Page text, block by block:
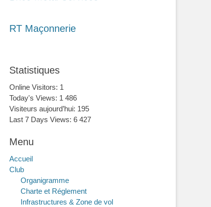
RT Maçonnerie
Statistiques
Online Visitors: 1
Today's Views: 1 486
Visiteurs aujourd’hui: 195
Last 7 Days Views: 6 427
Menu
Accueil
Club
Organigramme
Charte et Réglement
Infrastructures & Zone de vol